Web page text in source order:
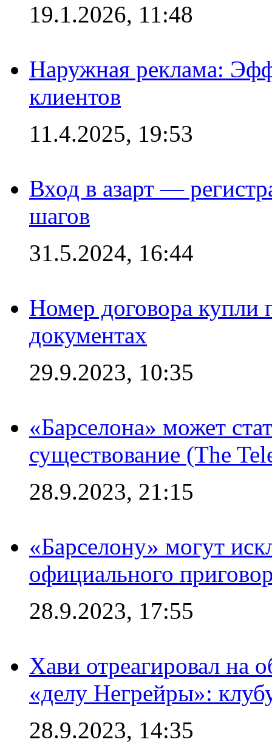
19.1.2026, 11:48
Наружная реклама:
клиентов
11.4.2025, 19:53
Вход в азарт —
шагов
31.5.2024, 16:44
Номер договора купли
документах
29.9.2023, 10:35
«Барселона» может
существование (The
28.9.2023, 21:15
«Барселону» могут
официального
28.9.2023, 17:55
Хави отреагировал на
«делу Негрейры»:
28.9.2023, 14:35